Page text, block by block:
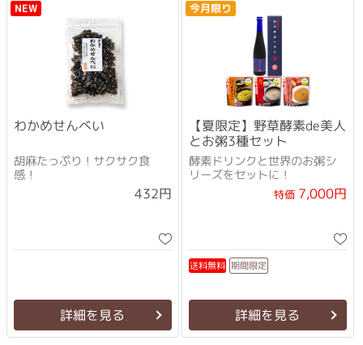
NEW
わかめせんべい
胡麻たっぷり！サクサク食
感！
432円
詳細を見る
今月限り
【夏限定】野草酵素de美人
とお粥3種セット
酵素ドリンクと世界のお粥シ
リーズをセットに！
特価7,000円
送料無料 期間限定
詳細を見る